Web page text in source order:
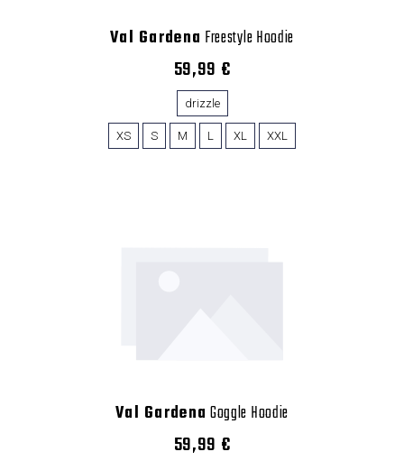
Val Gardena Freestyle Hoodie
59,99 €
drizzle
XS S M L XL XXL
Val Gardena Goggle Hoodie
59,99 €